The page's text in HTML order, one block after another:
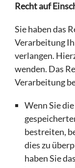
Recht auf
Sie haben das
Verarbeitung
verlangen.
wenden. Das
Verarbeitung
Wenn Sie
bestreiten,
dies zu
haben Sie